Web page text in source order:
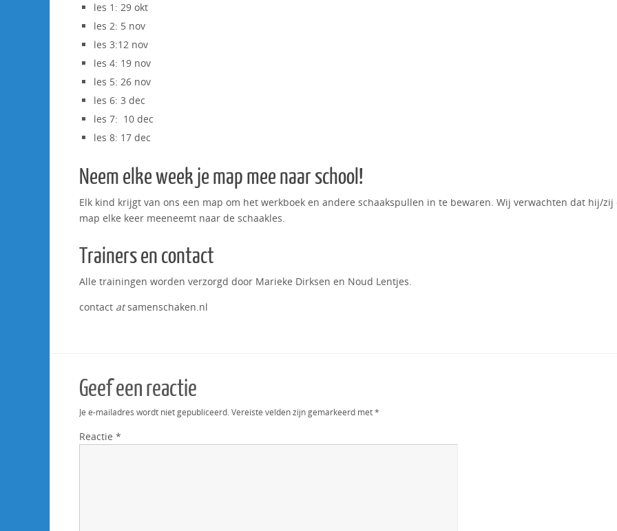
les 1: 29 okt
les 2: 5 nov
les 3:12 nov
les 4: 19 nov
les 5: 26 nov
les 6: 3 dec
les 7: 10 dec
les 8: 17 dec
Neem elke week je map mee naar school!
Elk kind krijgt van ons een map om het werkboek en andere schaakspullen in te bewaren. Wij verwachten dat hij/zij
map elke keer meeneemt naar de schaakles.
Trainers en contact
Alle trainingen worden verzorgd door Marieke Dirksen en Noud Lentjes.
contact atsamenschaken.nl
Geef een reactie
Je e-mailadres wordt niet gepubliceerd. Vereiste velden zijn gemarkeerd met*
Reactie *